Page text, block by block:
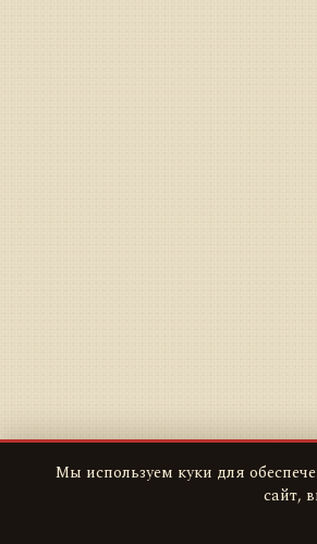
Мы используем куки для
сайт,